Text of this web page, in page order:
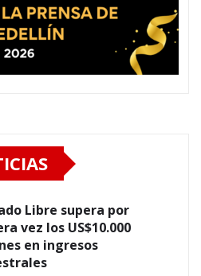
Libre supera por
vez los US$10.000
en ingresos